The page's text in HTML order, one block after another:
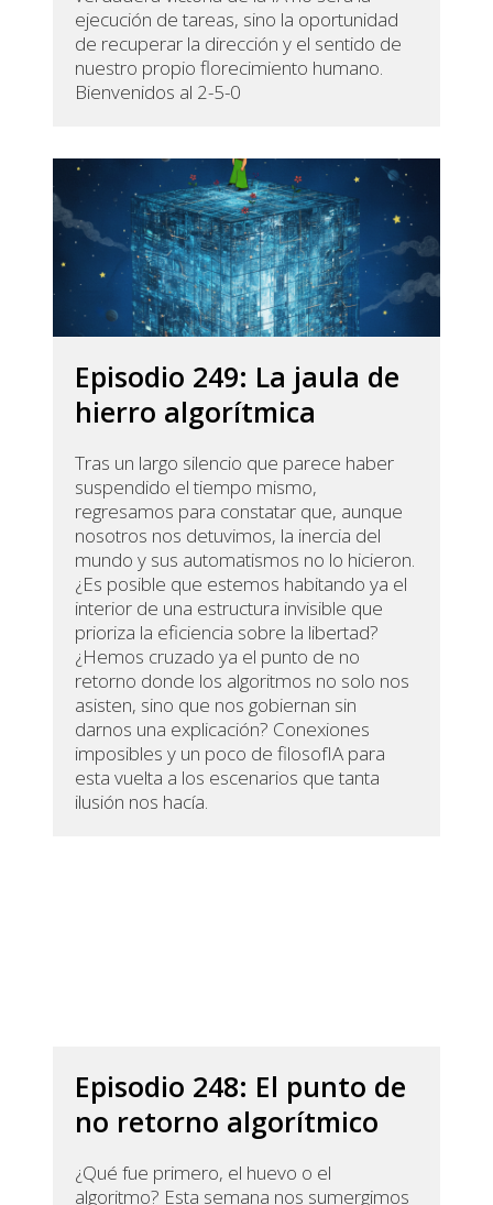
ejecución de tareas, sino la oportunidad
de recuperar la dirección y el sentido de
nuestro propio florecimiento humano.
Bienvenidos al 2-5-0
Episodio 249: La jaula de
hierro algorítmica
Tras un largo silencio que parece haber
suspendido el tiempo mismo,
regresamos para constatar que, aunque
nosotros nos detuvimos, la inercia del
mundo y sus automatismos no lo hicieron.
¿Es posible que estemos habitando ya el
interior de una estructura invisible que
prioriza la eficiencia sobre la libertad?
¿Hemos cruzado ya el punto de no
retorno donde los algoritmos no solo nos
asisten, sino que nos gobiernan sin
darnos una explicación? Conexiones
imposibles y un poco de filosofIA para
esta vuelta a los escenarios que tanta
ilusión nos hacía.
Episodio 248: El punto de
no retorno algorítmico
¿Qué fue primero, el huevo o el
algoritmo? Esta semana nos sumergimos